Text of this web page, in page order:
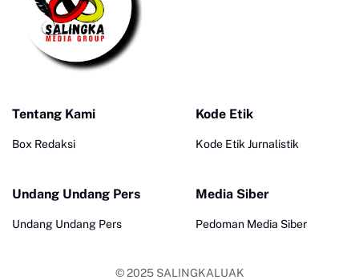
Tentang Kami
Box Redaksi
Kode Etik
Kode Etik Jurnalistik
Undang Undang Pers
Undang Undang Pers
Media Siber
Pedoman Media Siber
© 2025 SALINGKALUAK